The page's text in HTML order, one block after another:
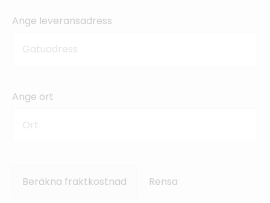
Ange leveransadress
Ange ort
Beräkna fraktkostnad Rensa